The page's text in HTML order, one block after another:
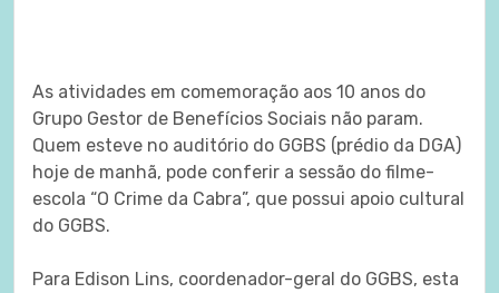
As atividades em comemoração aos 10 anos do
Grupo Gestor de Benefícios Sociais não param.
Quem esteve no auditório do GGBS (prédio da DGA)
hoje de manhã, pode conferir a sessão do filme-
escola “O Crime da Cabra”, que possui apoio cultural
do GGBS.
Para Edison Lins, coordenador-geral do GGBS, esta